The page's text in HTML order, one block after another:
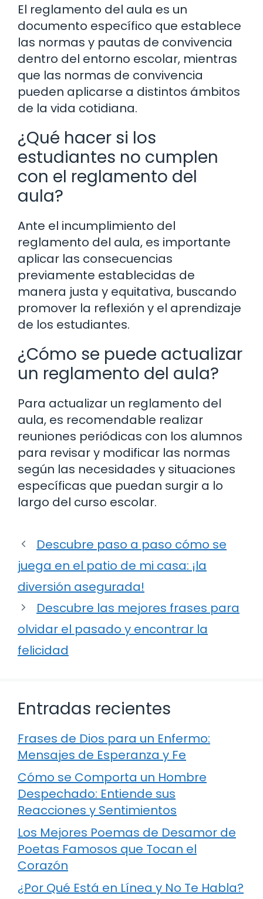
El reglamento del aula es un
documento específico que establece
las normas y pautas de convivencia
dentro del entorno escolar, mientras
que las normas de convivencia
pueden aplicarse a distintos ámbitos
de la vida cotidiana.
¿Qué hacer si los
estudiantes no cumplen
con el reglamento del
aula?
Ante el incumplimiento del
reglamento del aula, es importante
aplicar las consecuencias
previamente establecidas de
manera justa y equitativa, buscando
promover la reflexión y el aprendizaje
de los estudiantes.
¿Cómo se puede actualizar
un reglamento del aula?
Para actualizar un reglamento del
aula, es recomendable realizar
reuniones periódicas con los alumnos
para revisar y modificar las normas
según las necesidades y situaciones
específicas que puedan surgir a lo
largo del curso escolar.
Descubre paso a paso cómo se
juega en el patio de mi casa: ¡la
diversión asegurada!
Descubre las mejores frases para
olvidar el pasado y encontrar la
felicidad
Entradas recientes
Frases de Dios para un Enfermo:
Mensajes de Esperanza y Fe
Cómo se Comporta un Hombre
Despechado: Entiende sus
Reacciones y Sentimientos
Los Mejores Poemas de Desamor de
Poetas Famosos que Tocan el
Corazón
¿Por Qué Está en Línea y No Te Habla?